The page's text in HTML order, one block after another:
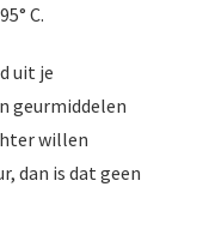
C.
uit je
geurmiddelen
willen
dan is dat geen